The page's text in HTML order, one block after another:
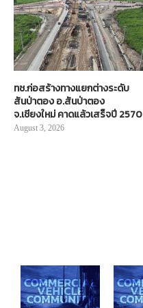
ทช.ก่อสร้างทางแยกต่างระดับ
สันป่าตอง อ.สันป่าตอง
จ.เชียงใหม่ คาดแล้วเสร็จปี 2570
August 3, 2026